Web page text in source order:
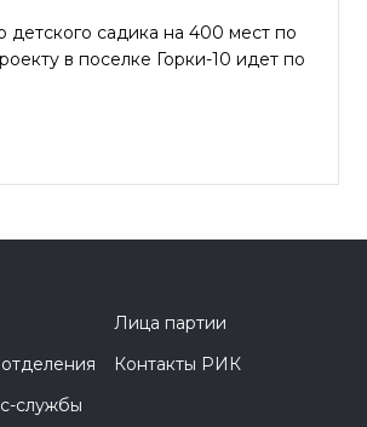
детского садика на 400 мест по
в поселке Горки-10 идет по
Лица партии
Контакты РИК
службы